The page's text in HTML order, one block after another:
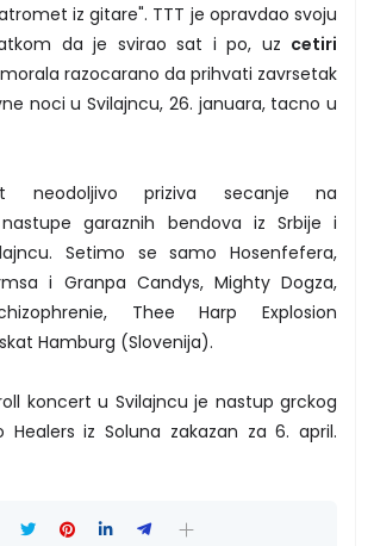
iz gitare". TTT je opravdao svoju
da je svirao sat i po, uz cetiri
morala razocarano da prihvati zavrsetak
noci u Svilajncu, 26. januara, tacno u
neodoljivo priziva secanje na
garaznih bendova iz Srbije i
Setimo se samo Hosenfefera,
i Granpa Candys, Mighty Dogza,
Thee Harp Explosion
Hamburg (Slovenija).
koncert u Svilajncu je nastup grckog
Healers iz Soluna zakazan za 6. april.